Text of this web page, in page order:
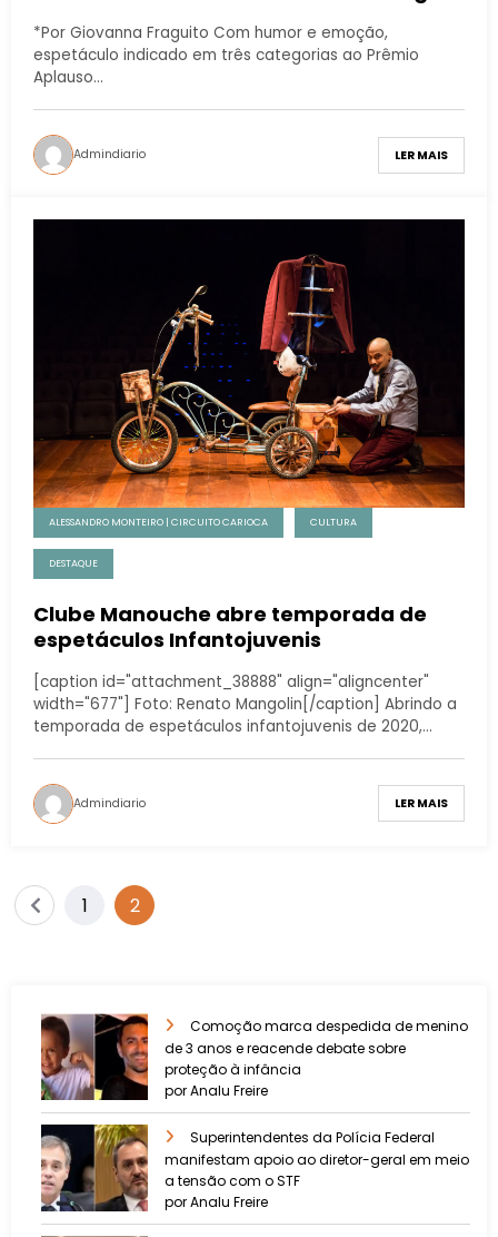
*Por Giovanna Fraguito Com humor e emoção,
espetáculo indicado em três categorias ao Prêmio
Aplauso…
Admindiario LER MAIS
ALESSANDRO MONTEIRO | CIRCUITO CARIOCA CULTURA
DESTAQUE
Clube Manouche abre temporada de
espetáculos Infantojuvenis
[caption id="attachment_38888" align="aligncenter"
width="677"] Foto: Renato Mangolin[/caption] Abrindo a
temporada de espetáculos infantojuvenis de 2020,…
Admindiario LER MAIS
1 2
Comoção marca despedida de menino
de 3 anos e reacende debate sobre
proteção à infância
por Analu Freire
Superintendentes da Polícia Federal
manifestam apoio ao diretor-geral em meio
a tensão com o STF
por Analu Freire